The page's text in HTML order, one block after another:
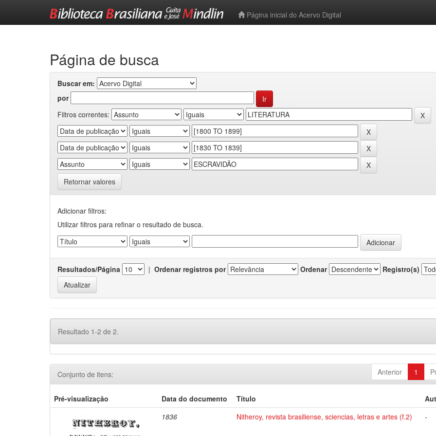
Página inicial do Acervo Digital
Página de busca
Buscar em:
por
Filtros correntes:
Retornar valores
Adicionar filtros:
Utilizar filtros para refinar o resultado de busca.
Resultados/Página | Ordenar registros por Ordenar Registro(s)
Resultado 1-2 de 2.
Anterior 1
Conjunto de itens:
Pré-visualização Data do documento Título
1836
Nitheroy, revista brasiliense, sciencias, letras e artes (f.2) -